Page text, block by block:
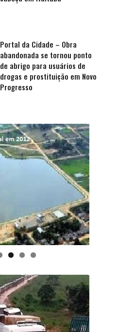
Portal da Cidade – Obra
abandonada se tornou ponto
de abrigo para usuários de
drogas e prostituição em Novo
Progresso